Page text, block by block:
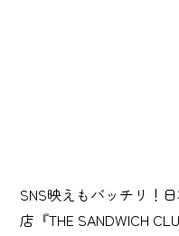
SNS映えもバッチリ！
店『THE SANDWICH